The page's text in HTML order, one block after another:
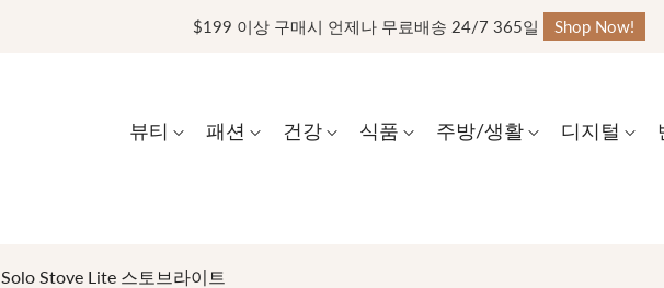
$199 이상 구매시 언제나 무료배송 24/7 365일 Shop Now!
뷰티 패션 건강 식품 주방/생활 디지털
Solo Stove Lite 스토브라이트